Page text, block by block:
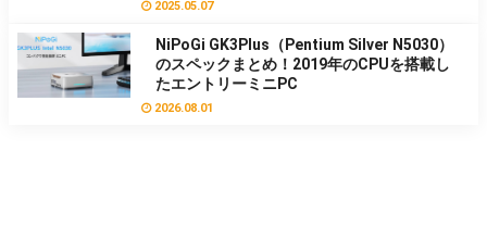
2025.05.07
NiPoGi GK3Plus（Pentium Silver N5030）
のスペックまとめ！2019年のCPUを搭載し
たエントリーミニPC
2026.08.01